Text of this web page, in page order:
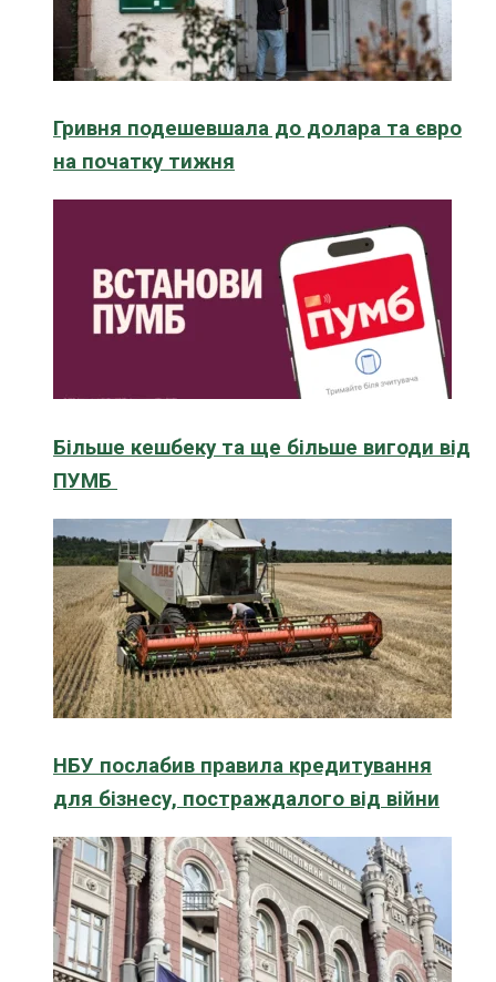
Гривня подешевшала до долара та євро
на початку тижня
Більше кешбеку та ще більше вигоди від
ПУМБ
НБУ послабив правила кредитування
для бізнесу, постраждалого від війни